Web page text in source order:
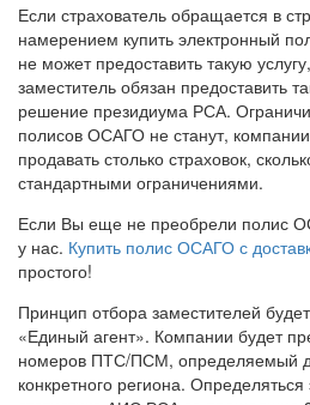
Если страхователь обращается в
намерением купить электронный
не может предоставить такую
заместитель обязан предоставить
решение президиума РСА.
полисов ОСАГО не станут,
продавать столько страховок,
стандартными ограничениями.
Если Вы еще не преобрели полис
у нас. Купить полис ОСАГО с
простого!
Принцип отбора заместителей
«Единый агент». Компании будет
номеров ПТС/ПСМ, определяемый
конкретного региона.